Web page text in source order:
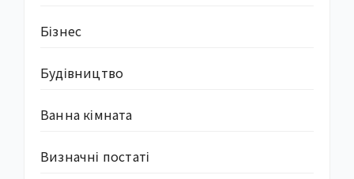
Бізнес
Будівництво
Ванна кімната
Визначні постаті